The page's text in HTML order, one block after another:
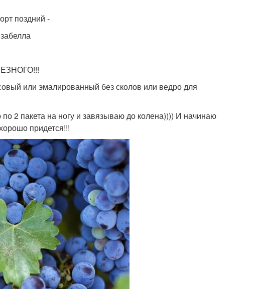
поздний -
или эмалированный без сколов или ведро для
2 пакета на ногу и завязываю до колена)))) И начинаю
придется!!!